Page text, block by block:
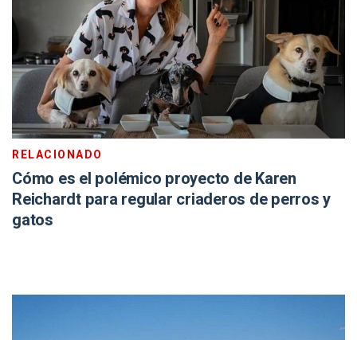
RELACIONADO
Cómo es el polémico proyecto de Karen
Reichardt para regular criaderos de perros y
gatos